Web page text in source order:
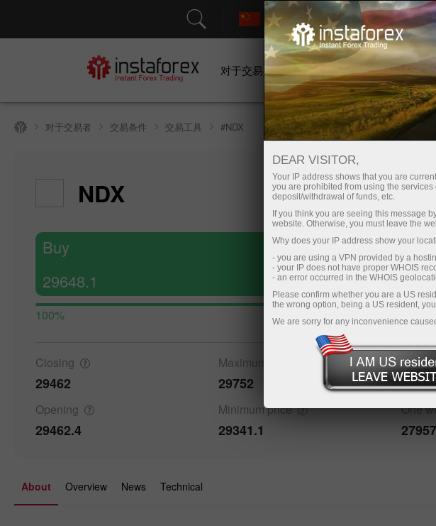
支持 即时开
对于交易者 初学者
对于交易者 交易条件 交易工具 #NDX
NDX 07 Aug
Buy
29648.1
100% Traders'
Closing
29462
Maximum
29752
One
Opening
29462.4
Minimumprice
29341.1
One
About Overview News Technical
DEAR VISITOR,
Your IP address shows that you are
you are prohibited from using the
deposit/withdrawal of funds, etc.
If you think you are seeing this message
website. Otherwise, you must leave the
Why does your IP address show your
- you are using a VPN provided by a
- your IP does not have proper WHOIS
- an error occurred in the WHOIS
Please confirm whether you are a US
the wrong option, being a US resident,
We are sorry for any inconvenience